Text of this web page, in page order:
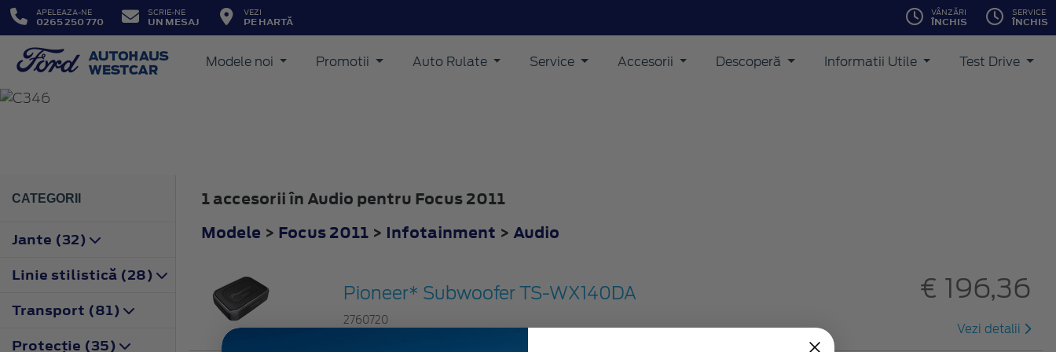
APELEAZA-NE
0265 250 770
SCRIE-NE
UN MESAJ
VEZI
PE HARTĂ
VÂNZĂRI
ÎNCHIS
SERVICE
ÎNCHIS
Modele noi Promotii Auto Rulate Service Accesorii Descoperă Informatii Utile Test Drive
FOCUS
CATEGORII
Jante (32)
Linie stilistică (28)
Transport (81)
Protecţie (35)
1 accesorii în Audio pentru Focus 2011
Modele > Focus 2011 > Infotainment > Audio
Pioneer* Subwoofer TS-WX140DA
2760720
€ 196,36
Vezi detalii